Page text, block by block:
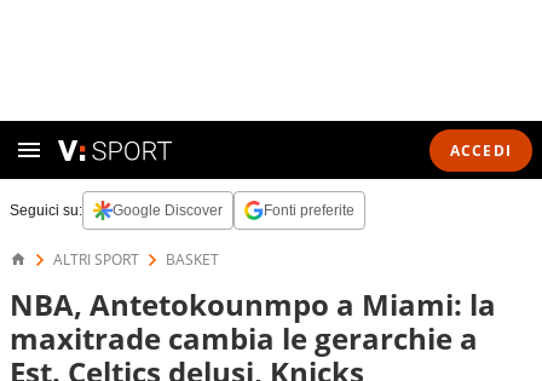
ACCEDI
Seguici su: Google Discover Fonti preferite
ALTRI SPORT BASKET
NBA, Antetokounmpo a Miami: la
maxitrade cambia le gerarchie a
Est. Celtics delusi, Knicks